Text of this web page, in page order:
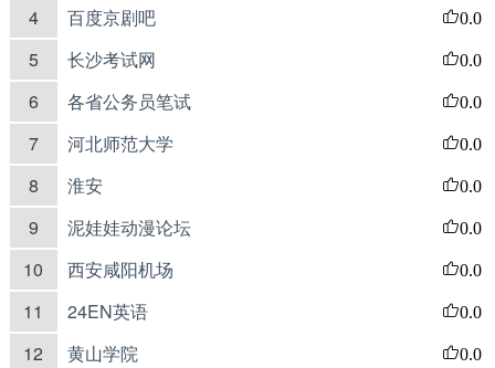
4 百度京剧吧 0.0
5 长沙考试网 0.0
6 各省公务员笔试 0.0
7 河北师范大学 0.0
8 淮安 0.0
9 泥娃娃动漫论坛 0.0
10 西安咸阳机场 0.0
11 24EN英语 0.0
12 黄山学院 0.0